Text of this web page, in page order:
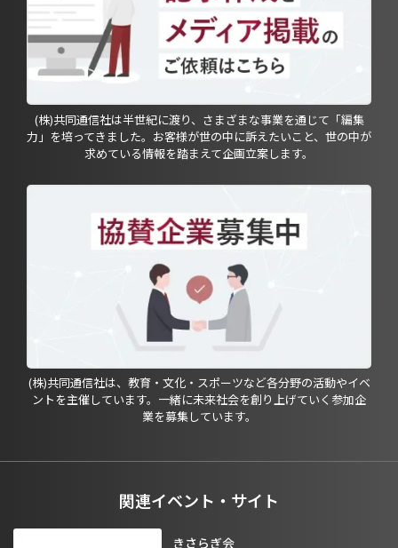
(株)共同通信社は半世紀に渡り、さまざまな事業を通じて「編集
力」を培ってきました。お客様が世の中に訴えたいこと、世の中が
求めている情報を踏まえて企画立案します。
(株)共同通信社は、教育・文化・スポーツなど各分野の活動やイベ
ントを主催しています。一緒に未来社会を創り上げていく参加企
業を募集しています。
関連イベント・サイト
きさらぎ会